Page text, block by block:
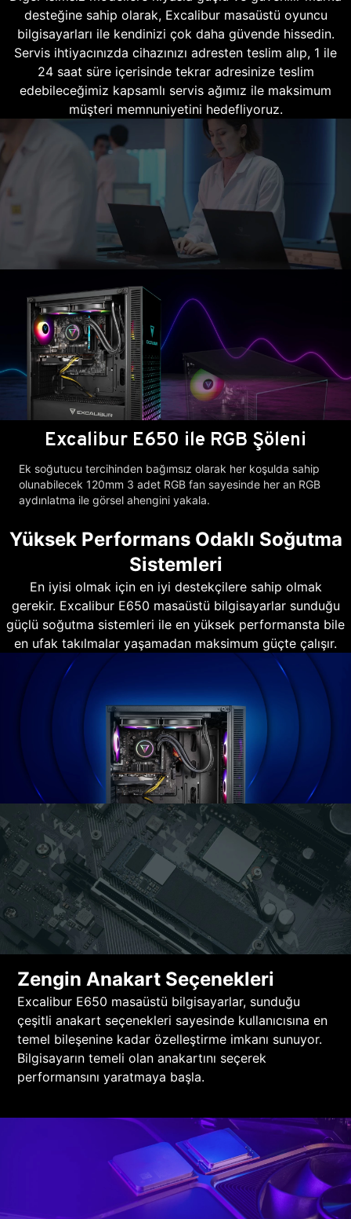
desteğine sahip olarak, Excalibur masaüstü oyuncu
bilgisayarları ile kendinizi çok daha güvende hissedin.
Servis ihtiyacınızda cihazınızı adresten teslim alıp, 1 ile
24 saat süre içerisinde tekrar adresinize teslim
edebileceğimiz kapsamlı servis ağımız ile maksimum
müşteri memnuniyetini hedefliyoruz.
Excalibur E650 ile RGB Şöleni
Ek soğutucu tercihinden bağımsız olarak her koşulda sahip
olunabilecek 120mm 3 adet RGB fan sayesinde her an RGB
aydınlatma ile görsel ahengini yakala.
Yüksek Performans Odaklı Soğutma
Sistemleri
En iyisi olmak için en iyi destekçilere sahip olmak
gerekir. Excalibur E650 masaüstü bilgisayarlar sunduğu
güçlü soğutma sistemleri ile en yüksek performansta bile
en ufak takılmalar yaşamadan maksimum güçte çalışır.
Zengin Anakart Seçenekleri
Excalibur E650 masaüstü bilgisayarlar, sunduğu
çeşitli anakart seçenekleri sayesinde kullanıcısına en
temel bileşenine kadar özelleştirme imkanı sunuyor.
Bilgisayarın temeli olan anakartını seçerek
performansını yaratmaya başla.